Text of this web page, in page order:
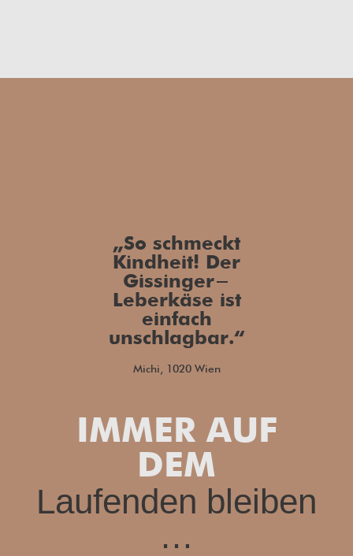
„So schmeckt
Kindheit! Der
Gissinger-
Leberkäse ist
einfach
unschlagbar.“
Michi, 1020 Wien
IMMER AUF
DEM
Laufenden bleiben
…